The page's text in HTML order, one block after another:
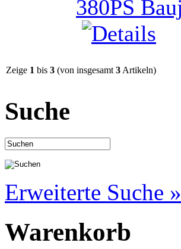
Zeige 1 bis 3 (von insgesamt 3 Artikeln)
Suche
Erweiterte Suche »
Warenkorb